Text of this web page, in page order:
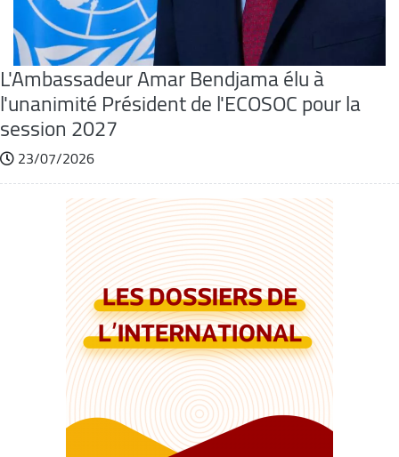
L'Ambassadeur Amar Bendjama élu à
l'unanimité Président de l'ECOSOC pour la
session 2027
23/07/2026